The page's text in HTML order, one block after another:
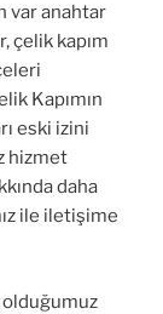
var anahtar
çelik kapım
Kapımın
eski izini
hizmet
daha
ile iletişime
olduğumuz